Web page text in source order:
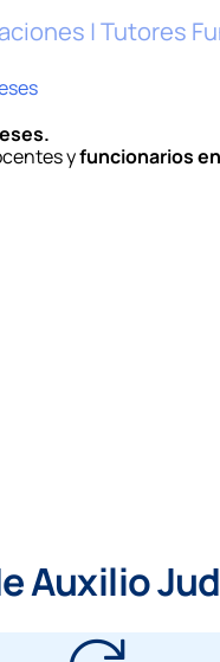
| Tutores
yfuncionarios
Auxilio